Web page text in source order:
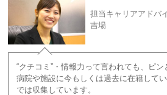
担当キャリアアドバ
吉場
“クチコミ”・情報力って言われても、ピン
病院や施設に今もしくは過去に在籍して
では収集しています。